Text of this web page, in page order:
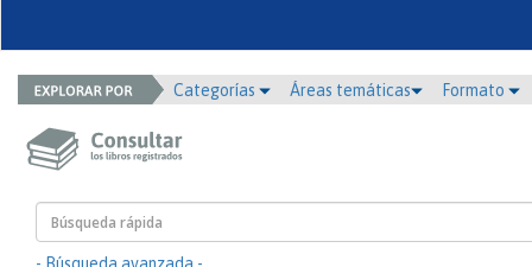
Categorías Áreas temáticas Formato